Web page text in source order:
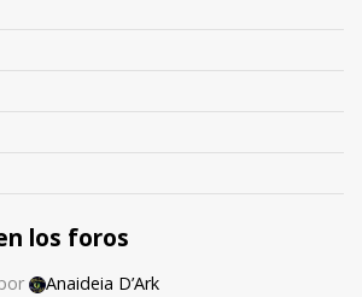
los foros
Anaideia D’Ark